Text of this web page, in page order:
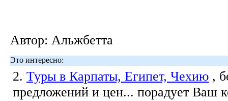
Автор: Альжбетта
Это интересно:
2. Туры в Карпаты, Египет, Чехию ,
предложений и цен... порадует Ваш